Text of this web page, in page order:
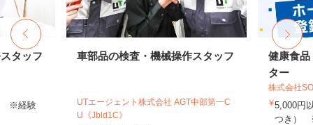
タッフ
※経験
車部品の検査・機械操作スタッフ
UTエージェント株式会社 AGT中部第一C
U《Jbld1C》
健康食品
ター
株式会社
5,000円
つき）